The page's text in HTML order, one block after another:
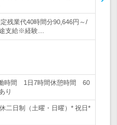
残業代40時間分90,646円～/
支給※経験…
時間 1日7時間休憩時間 60
り
二日制（土曜・日曜）* 祝日*